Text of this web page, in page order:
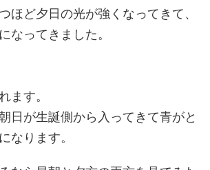
ほど夕日の光が強くなってきて、
なってきました。
ます。
日が生誕側から入ってきて青がと
なります。